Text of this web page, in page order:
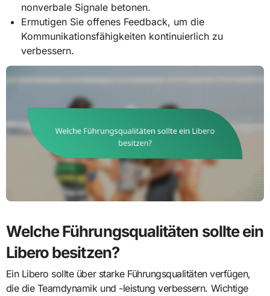
nonverbale Signale betonen.
Ermutigen Sie offenes Feedback, um die
Kommunikationsfähigkeiten kontinuierlich zu
verbessern.
Welche Führungsqualitäten sollte ein
Libero besitzen?
Ein Libero sollte über starke Führungsqualitäten verfügen,
die die Teamdynamik und -leistung verbessern. Wichtige